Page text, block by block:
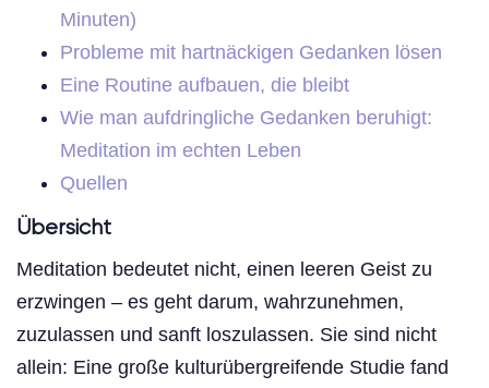
Minuten)
Probleme mit hartnäckigen Gedanken lösen
Eine Routine aufbauen, die bleibt
Wie man aufdringliche Gedanken beruhigt:
Meditation im echten Leben
Quellen
Übersicht
Meditation bedeutet nicht, einen leeren Geist zu
erzwingen – es geht darum, wahrzunehmen,
zuzulassen und sanft loszulassen. Sie sind nicht
allein: Eine große kulturübergreifende Studie fand